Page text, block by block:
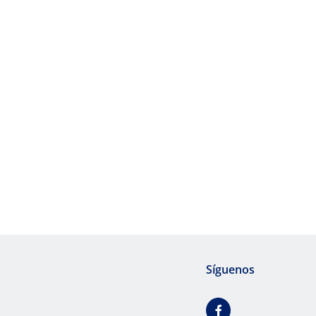
Síguenos